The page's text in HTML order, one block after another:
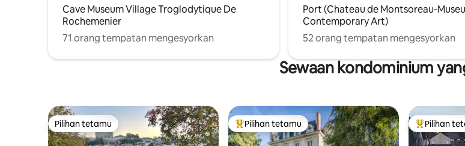
Cave Museum Village Troglodytique De
Rochemenier
71 orang tempatan mengesyorkan
Port (Chateau de Montsoreau-
Contemporary Art)
52 orang tempatan mengesyorkan
Sewaan kondominium
Pilihan tetamu
Pilihan tetamu Pilihan utama tetamu
Pilihan tetamu Pilihan
Pilihan